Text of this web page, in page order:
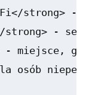
strong> -
strong> -
miejsce,
osób